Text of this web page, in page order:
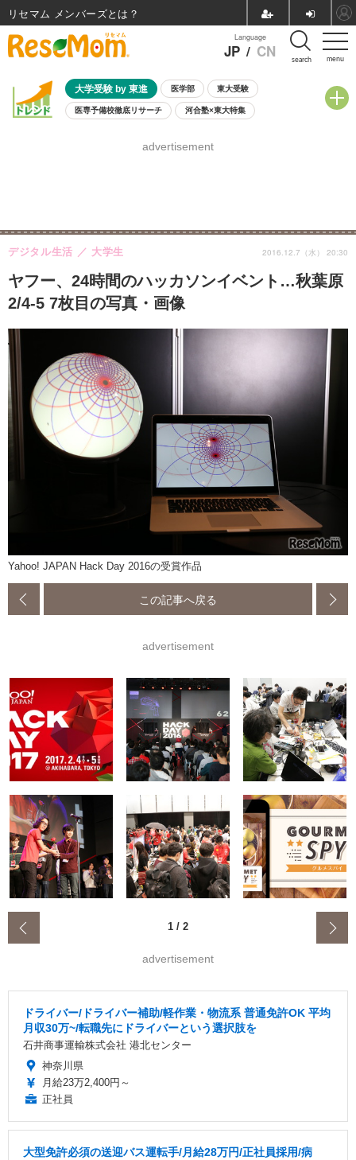
menu
Language
JP / CN search
大学受験 by 東進 医学部 東大受験
医専予備校徹底リサーチ 河合塾×東大特集
8月開催学校説明会・相談会
advertisement
ヤフー、24時間のハッカソンイベント…秋葉原
2/4-5 7枚目の写真・画像
デジタル生活 大学生 2016.12.7（水） 20:30
Yahoo! JAPAN Hack Day 2016の受賞作品
この記事へ戻る
advertisement
1 / 2
advertisement
ドライバー/ドライバー補助/軽作業・物流系 普通免許OK 平均
月収30万~/転職先にドライバーという選択肢を
石井商事運輸株式会社 港北センター
神奈川県
月給23万2,400円～
正社員
大型免許必須の送迎バス運転手/月給28万円/正社員採用/病
リセマム メンバーズ